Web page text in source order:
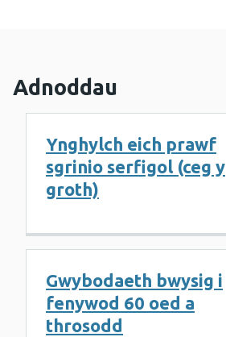
Adnoddau
Ynghylch eich prawf
sgrinio serfigol (ceg y
groth)
Gwybodaeth bwysig i
fenywod 60 oed a
throsodd